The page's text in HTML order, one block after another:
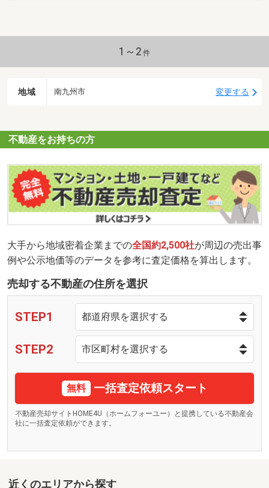
1～2 件
地域 南九州市 変更する
不動産をお持ちの方
大手から地域密着企業までの全国約2,500社が周辺の売出事
例や公示地価等のデータを参考に査定価格を算出します。
売却する不動産の住所を選択
STEP1
STEP2
無料 一括査定依頼スタート
不動産売却サイトHOME4U（ホームフォーユー）と提携している不動産会
社に一括査定依頼ができます。
近くのエリアから探す